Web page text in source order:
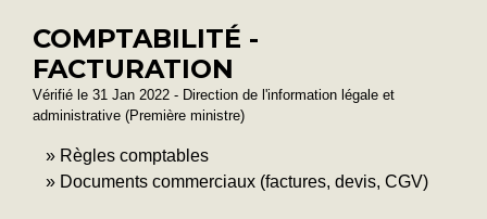
COMPTABILITÉ -
FACTURATION
Vérifié le 31 Jan 2022 - Direction de l'information légale et
administrative (Première ministre)
Règles comptables
Documents commerciaux (factures, devis, CGV)